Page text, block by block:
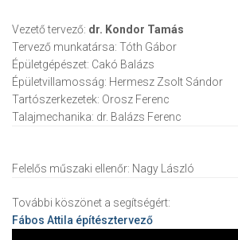
Vezető tervező: dr. Kondor Tamás
Tervező munkatársa: Tóth Gábor
Épületgépészet: Cakó Balázs
Épületvillamosság: Hermesz Zsolt Sándor
Tartószerkezetek: Orosz Ferenc
Talajmechanika: dr. Balázs Ferenc
Felelős műszaki ellenőr: Nagy László
További köszönet a segítségért:
Fábos Attila építésztervező